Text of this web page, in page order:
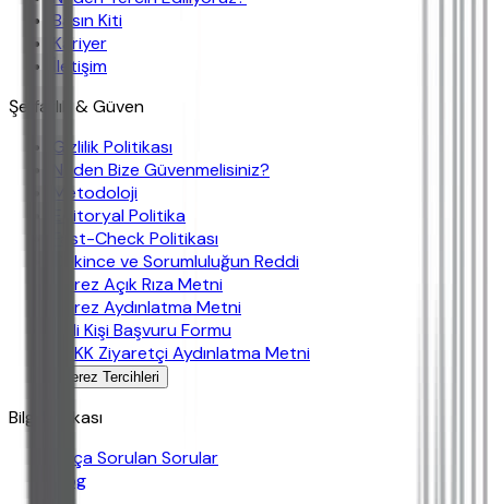
Basın Kiti
Kariyer
İletişim
Şeffaflık & Güven
Gizlilik Politikası
Neden Bize Güvenmelisiniz?
Metodoloji
Editoryal Politika
Fast-Check Politikası
Çekince ve Sorumluluğun Reddi
Çerez Açık Rıza Metni
Çerez Aydınlatma Metni
İlgili Kişi Başvuru Formu
KVKK Ziyaretçi Aydınlatma Metni
Çerez Tercihleri
Bilgi Bankası
Sıkça Sorulan Sorular
Blog